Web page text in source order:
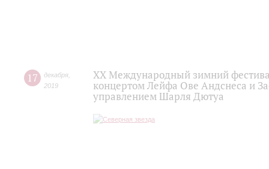
17 декабря
2019
XX Международный зимний
концертом Лейфа Ове Андснеса и
управлением Шарля Дютуа